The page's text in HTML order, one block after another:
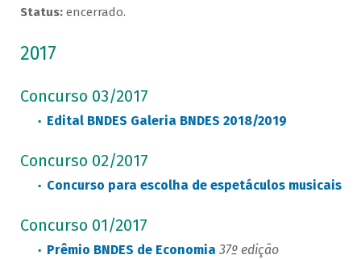
Status: encerrado.
2017
Concurso 03/2017
Edital BNDES Galeria BNDES 2018/2019
Concurso 02/2017
Concurso para escolha de espetáculos musicais
Concurso 01/2017
Prêmio BNDES de Economia 37º edição